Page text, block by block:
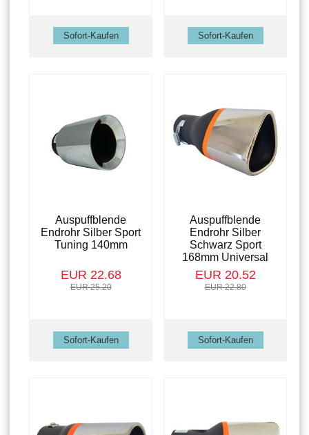
Auspuffblende
Endrohr Silber Sport
Tuning 140mm
EUR 22.68
EUR 25.20
Auspuffblende
Endrohr Silber
Schwarz Sport
168mm Universal
EUR 20.52
EUR 22.80